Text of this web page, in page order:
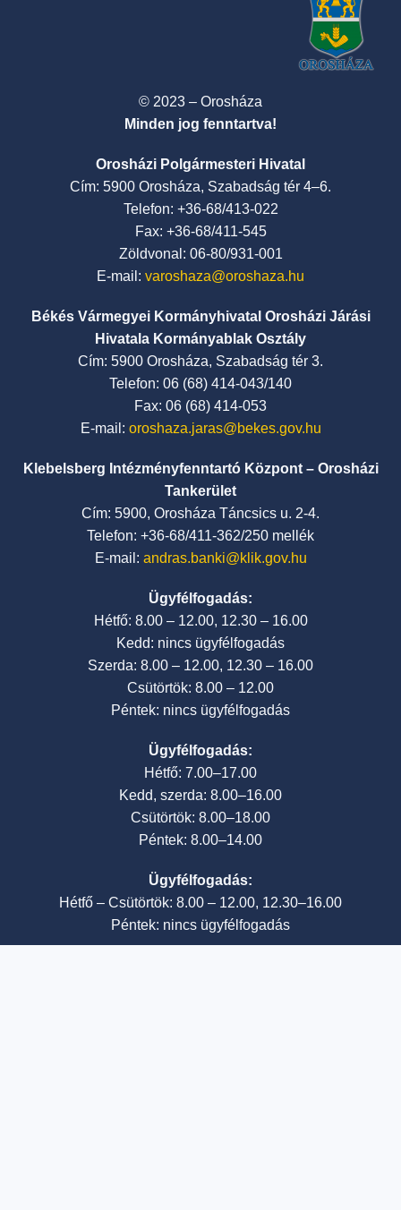
© 2023 – Orosháza
Minden jog fenntartva!
Orosházi Polgármesteri Hivatal
Cím: 5900 Orosháza, Szabadság tér 4–6.
Telefon: +36-68/413-022
Fax: +36-68/411-545
Zöldvonal: 06-80/931-001
E-mail: varoshaza@oroshaza.hu
Békés Vármegyei Kormányhivatal Orosházi Járási
Hivatala Kormányablak Osztály
Cím: 5900 Orosháza, Szabadság tér 3.
Telefon: 06 (68) 414-043/140
Fax: 06 (68) 414-053
E-mail: oroshaza.jaras@bekes.gov.hu
Klebelsberg Intézményfenntartó Központ – Orosházi
Tankerület
Cím: 5900, Orosháza Táncsics u. 2-4.
Telefon: +36-68/411-362/250 mellék
E-mail: andras.banki@klik.gov.hu
Ügyfélfogadás:
Hétfő: 8.00 – 12.00, 12.30 – 16.00
Kedd: nincs ügyfélfogadás
Szerda: 8.00 – 12.00, 12.30 – 16.00
Csütörtök: 8.00 – 12.00
Péntek: nincs ügyfélfogadás
Ügyfélfogadás:
Hétfő: 7.00–17.00
Kedd, szerda: 8.00–16.00
Csütörtök: 8.00–18.00
Péntek: 8.00–14.00
Ügyfélfogadás:
Hétfő – Csütörtök: 8.00 – 12.00, 12.30–16.00
Péntek: nincs ügyfélfogadás